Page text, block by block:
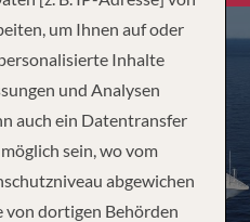
LA
um Ihnen auf oder
Inhalte
und Analysen
auch ein Datentransfer
sein, wo vom
abgewichen
von dortigen Behörden